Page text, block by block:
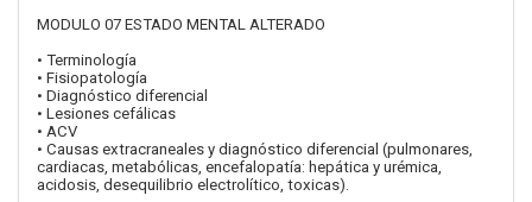
MODULO 07 ESTADO MENTAL ALTERADO
• Terminología
• Fisiopatología
• Diagnóstico diferencial
• Lesiones cefálicas
• ACV
• Causas extracraneales y diagnóstico diferencial (pulmonares,
cardiacas, metabólicas, encefalopatía: hepática y urémica,
acidosis, desequilibrio electrolítico, toxicas).